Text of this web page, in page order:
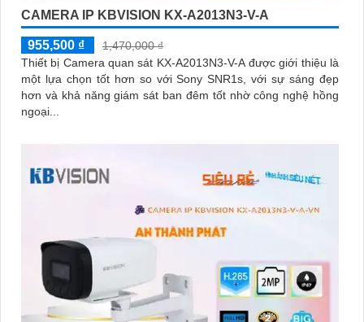
CAMERA IP KBVISION KX-A2013N3-V-A
955,500 ₫
1,470,000 ₫
Thiết bị Camera quan sát KX-A2013N3-V-A được giới thiệu là
một lựa chọn tốt hơn so với Sony SNR1s, với sự sáng đẹp
hơn và khả năng giám sát ban đêm tốt nhờ công nghệ hồng
ngoại...